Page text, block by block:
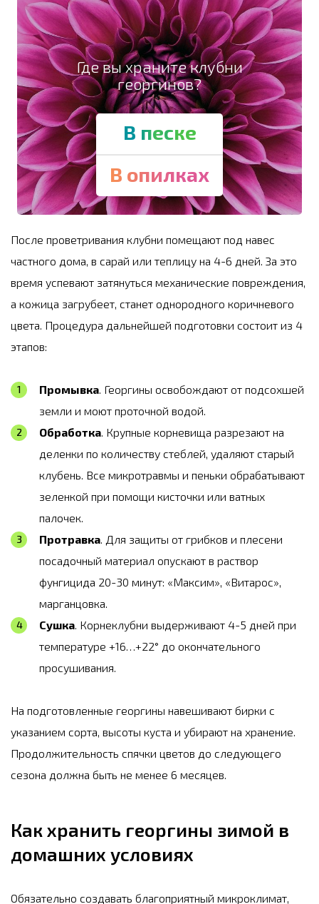
Где вы храните клубни
георгинов?
В песке
В опилках
После проветривания клубни помещают под навес
частного дома, в сарай или теплицу на 4-6 дней. За это
время успевают затянуться механические повреждения,
а кожица загрубеет, станет однородного коричневого
цвета. Процедура дальнейшей подготовки состоит из 4
этапов:
Промывка. Георгины освобождают от подсохшей
земли и моют проточной водой.
Обработка. Крупные корневища разрезают на
деленки по количеству стеблей, удаляют старый
клубень. Все микротравмы и пеньки обрабатывают
зеленкой при помощи кисточки или ватных
палочек.
Протравка. Для защиты от грибков и плесени
посадочный материал опускают в раствор
фунгицида 20-30 минут: «Максим», «Витарос»,
марганцовка.
Сушка. Корнеклубни выдерживают 4-5 дней при
температуре +16…+22° до окончательного
просушивания.
На подготовленные георгины навешивают бирки с
указанием сорта, высоты куста и убирают на хранение.
Продолжительность спячки цветов до следующего
сезона должна быть не менее 6 месяцев.
Как хранить георгины зимой в
домашних условиях
Обязательно создавать благоприятный микроклимат,